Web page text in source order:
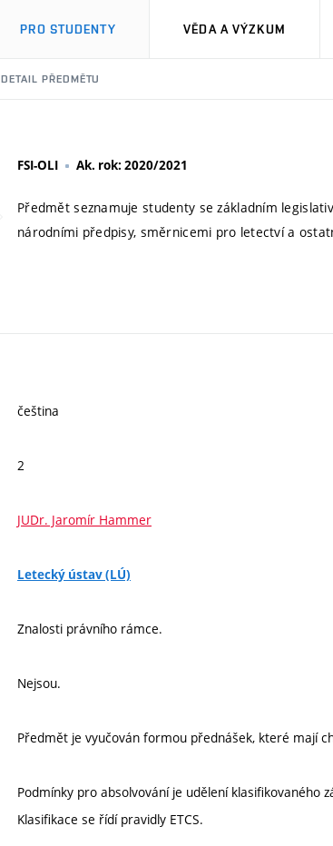
PRO STUDENTY VĚDA A VÝZKUM
DETAIL PŘEDMĚTU
FSI-OLI Ak. rok: 2020/2021
Předmět seznamuje studenty se základním
národními předpisy, směrnicemi pro letectví a
čeština
2
JUDr. Jaromír Hammer
Letecký ústav (LÚ)
Znalosti právního rámce.
Nejsou.
Předmět je vyučován formou přednášek, které mají
Podmínky pro absolvování je udělení klasifikovaného
Klasifikace se řídí pravidly ETCS.